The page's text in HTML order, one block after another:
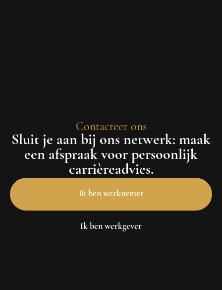
Contacteer ons
Sluit je aan bij ons netwerk: maak
een afspraak voor persoonlijk
carrièreadvies.
Ik ben werknemer
Ik ben werkgever